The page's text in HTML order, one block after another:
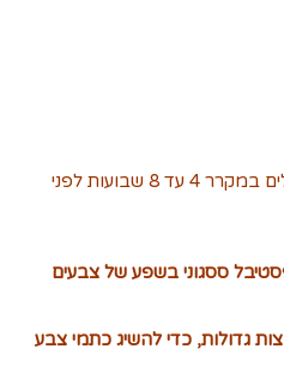
חשוב מאוד לשמור את הבצלים במקרר 4 עד 8 שבועות לפני
ססגוני בשפע של צבעים
גדולות, כדי להשיג כתמי צבע